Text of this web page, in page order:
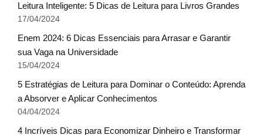
Leitura Inteligente: 5 Dicas de Leitura para Livros Grandes
17/04/2024
Enem 2024: 6 Dicas Essenciais para Arrasar e Garantir
sua Vaga na Universidade
15/04/2024
5 Estratégias de Leitura para Dominar o Conteúdo: Aprenda
a Absorver e Aplicar Conhecimentos
04/04/2024
4 Incríveis Dicas para Economizar Dinheiro e Transformar